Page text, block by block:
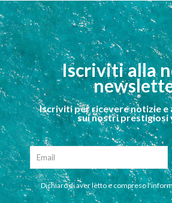
Iscriviti alla
Iscriviti per ricevere notizie e
sui nostri prestigiosi
Dichiaro di aver letto e compreso